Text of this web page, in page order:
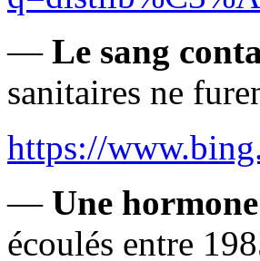
— Le sang
sanitaires ne
https://
— Une
écoulés entre